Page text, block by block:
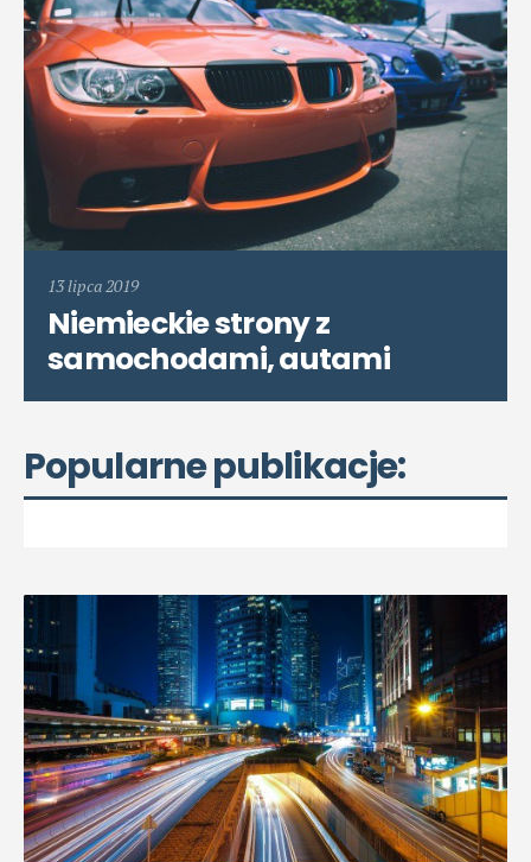
13 lipca 2019
Niemieckie strony z
samochodami, autami
Popularne publikacje: